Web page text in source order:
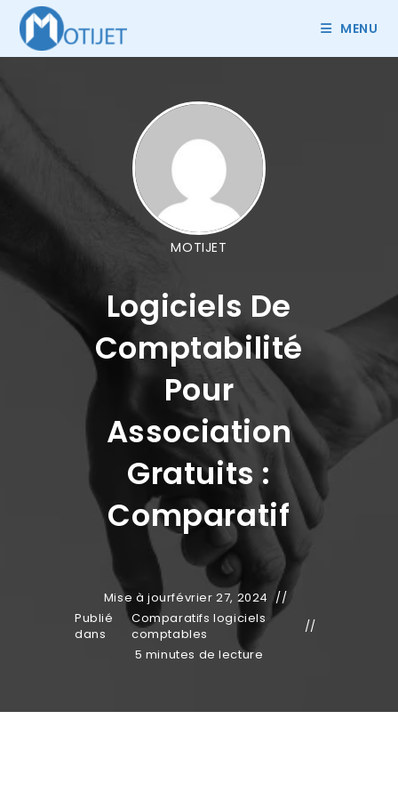
MENU
MOTIJET
Logiciels De
Comptabilité
Pour
Association
Gratuits :
Comparatif
Mise à jourfévrier 27, 2024
Publié
dans
Comparatifs logiciels
comptables
5 minutes de lecture